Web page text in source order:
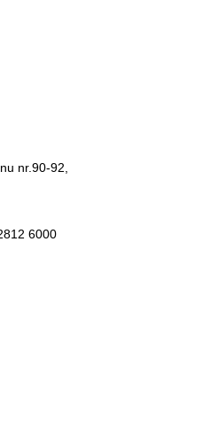
nr.90-92,
6000